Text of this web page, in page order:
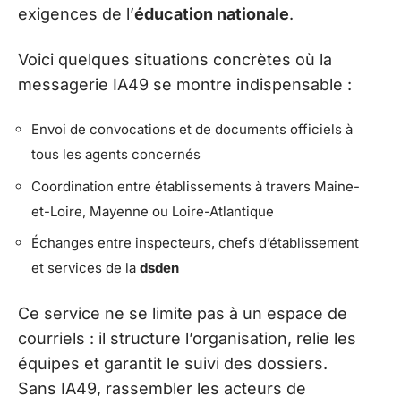
exigences de l’éducation nationale.
Voici quelques situations concrètes où la
messagerie IA49 se montre indispensable :
Envoi de convocations et de documents officiels à
tous les agents concernés
Coordination entre établissements à travers Maine-
et-Loire, Mayenne ou Loire-Atlantique
Échanges entre inspecteurs, chefs d’établissement
et services de la dsden
Ce service ne se limite pas à un espace de
courriels : il structure l’organisation, relie les
équipes et garantit le suivi des dossiers.
Sans IA49, rassembler les acteurs de